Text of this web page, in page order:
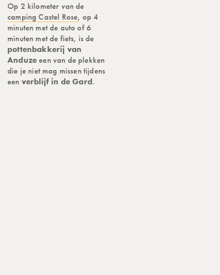
Op 2 kilometer van de
camping Castel Rose, op 4
minuten met de auto of 6
minuten met de fiets, is de
pottenbakkerij van
Anduzeeen van de plekken
die je niet mag missen tijdens
een verblijf in de Gard.